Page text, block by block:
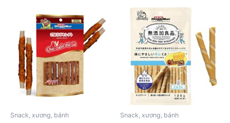
Snack, xương, bánh Snack, xương, bánh